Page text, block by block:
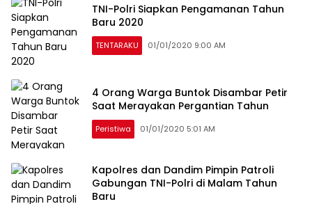
TNI-Polri Siapkan Pengamanan Tahun
Baru 2020
TENTARAKU 01/01/2020 9:00 AM
4 Orang Warga Buntok Disambar Petir
Saat Merayakan Pergantian Tahun
Peristiwa 01/01/2020 5:01 AM
Kapolres dan Dandim Pimpin Patroli
Gabungan TNI-Polri di Malam Tahun
Baru